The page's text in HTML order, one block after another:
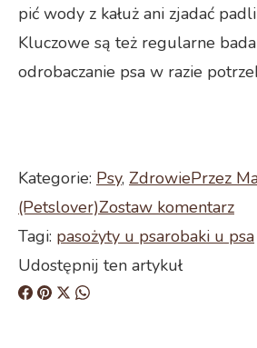
pić wody z kałuż ani zjadać
Kluczowe są też regularne
odrobaczanie psa w razie
Kategorie: Psy, ZdrowiePrzez
(Petslover)Zostaw komentarz
Tagi: pasożyty u psarobaki u psa
Udostępnij ten artykuł
ShareShareShare